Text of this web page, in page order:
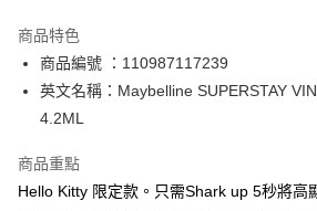
PayMe
WeChat Pay
送貨方式
商品特色
商品編號 ：110987117239
英文名稱：Maybelline SUPERSTAY
4.2ML
商品重點
Hello Kitty 限定款。只需Shark up 5秒將高